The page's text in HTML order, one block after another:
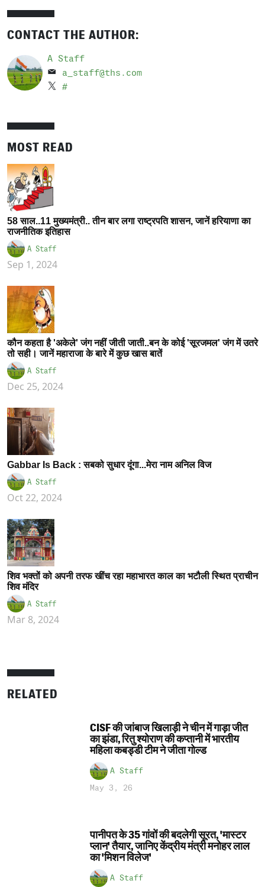
CONTACT THE AUTHOR:
A Staff
a_staff@ths.com
#
MOST READ
58 साल..11 मुख्यमंत्री.. तीन बार लगा राष्ट्रपति शासन, जानें हरियाणा का
राजनीतिक इतिहास
A Staff
Sep 1, 2024
कौन कहता है 'अकेले' जंग नहीं जीती जाती..बन के कोई 'सूरजमल' जंग में उतरे
तो सही। जानें महाराजा के बारे में कुछ खास बातें
A Staff
Dec 25, 2024
Gabbar Is Back : सबको सुधार दूंगा...मेरा नाम अनिल विज
A Staff
Oct 22, 2024
शिव भक्तों को अपनी तरफ खींच रहा महाभारत काल का भटौली स्थित प्राचीन
शिव मंदिर
A Staff
Mar 8, 2024
RELATED
CISF की जांबाज खिलाड़ी ने चीन में गाड़ा जीत
का झंडा, रितु श्योराण की कप्तानी में भारतीय
महिला कबड्डी टीम ने जीता गोल्ड
A Staff
May 3, 26
पानीपत के 35 गांवों की बदलेगी सूरत, 'मास्टर
प्लान' तैयार, जानिए केंद्रीय मंत्री मनोहर लाल
का 'मिशन विलेज'
A Staff